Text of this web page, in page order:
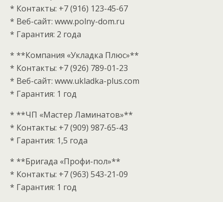
* Контакты: +7 (916) 123-45-67
* Веб-сайт: www.polny-dom.ru
* Гарантия: 2 года
* **Компания «Укладка Плюс»**
* Контакты: +7 (926) 789-01-23
* Веб-сайт: www.ukladka-plus.com
* Гарантия: 1 год
* **ЧП «Мастер Ламинатов»**
* Контакты: +7 (909) 987-65-43
* Гарантия: 1,5 года
* **Бригада «Профи-пол»**
* Контакты: +7 (963) 543-21-09
* Гарантия: 1 год